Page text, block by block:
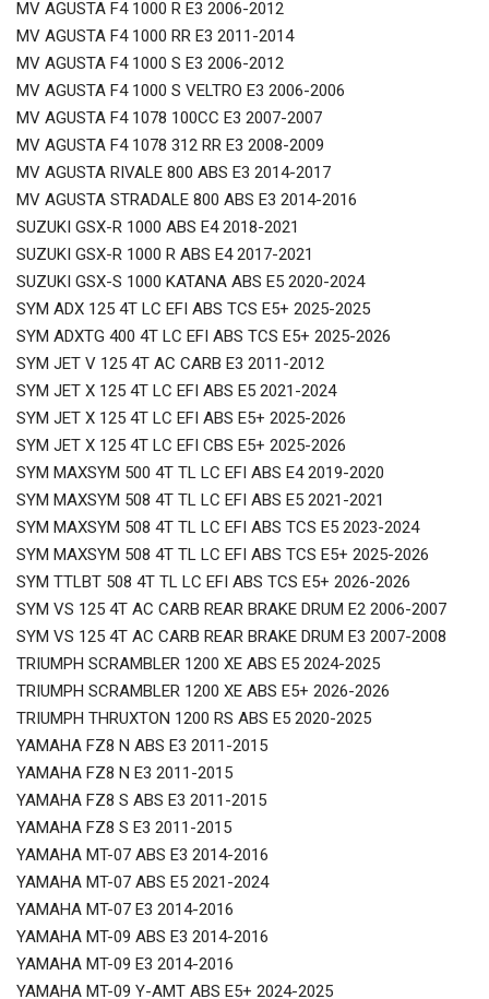
MV AGUSTA F4 1000 R E3 2006-2012
MV AGUSTA F4 1000 RR E3 2011-2014
MV AGUSTA F4 1000 S E3 2006-2012
MV AGUSTA F4 1000 S VELTRO E3 2006-2006
MV AGUSTA F4 1078 100CC E3 2007-2007
MV AGUSTA F4 1078 312 RR E3 2008-2009
MV AGUSTA RIVALE 800 ABS E3 2014-2017
MV AGUSTA STRADALE 800 ABS E3 2014-2016
SUZUKI GSX-R 1000 ABS E4 2018-2021
SUZUKI GSX-R 1000 R ABS E4 2017-2021
SUZUKI GSX-S 1000 KATANA ABS E5 2020-2024
SYM ADX 125 4T LC EFI ABS TCS E5+ 2025-2025
SYM ADXTG 400 4T LC EFI ABS TCS E5+ 2025-2026
SYM JET V 125 4T AC CARB E3 2011-2012
SYM JET X 125 4T LC EFI ABS E5 2021-2024
SYM JET X 125 4T LC EFI ABS E5+ 2025-2026
SYM JET X 125 4T LC EFI CBS E5+ 2025-2026
SYM MAXSYM 500 4T TL LC EFI ABS E4 2019-2020
SYM MAXSYM 508 4T TL LC EFI ABS E5 2021-2021
SYM MAXSYM 508 4T TL LC EFI ABS TCS E5 2023-2024
SYM MAXSYM 508 4T TL LC EFI ABS TCS E5+ 2025-2026
SYM TTLBT 508 4T TL LC EFI ABS TCS E5+ 2026-2026
SYM VS 125 4T AC CARB REAR BRAKE DRUM E2 2006-2007
SYM VS 125 4T AC CARB REAR BRAKE DRUM E3 2007-2008
TRIUMPH SCRAMBLER 1200 XE ABS E5 2024-2025
TRIUMPH SCRAMBLER 1200 XE ABS E5+ 2026-2026
TRIUMPH THRUXTON 1200 RS ABS E5 2020-2025
YAMAHA FZ8 N ABS E3 2011-2015
YAMAHA FZ8 N E3 2011-2015
YAMAHA FZ8 S ABS E3 2011-2015
YAMAHA FZ8 S E3 2011-2015
YAMAHA MT-07 ABS E3 2014-2016
YAMAHA MT-07 ABS E5 2021-2024
YAMAHA MT-07 E3 2014-2016
YAMAHA MT-09 ABS E3 2014-2016
YAMAHA MT-09 E3 2014-2016
YAMAHA MT-09 Y-AMT ABS E5+ 2024-2025